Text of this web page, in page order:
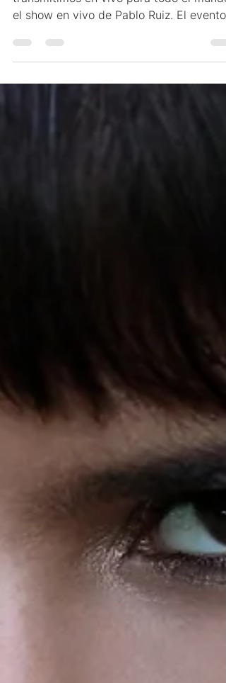
El pasado domingo 23 de Agosto
transmitimos en vivo para todo el mundo
el show en vivo de Pablo Ruiz. El evento